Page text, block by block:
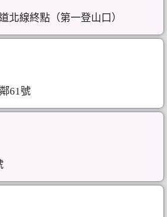
北線終點（第一登山口）
61號